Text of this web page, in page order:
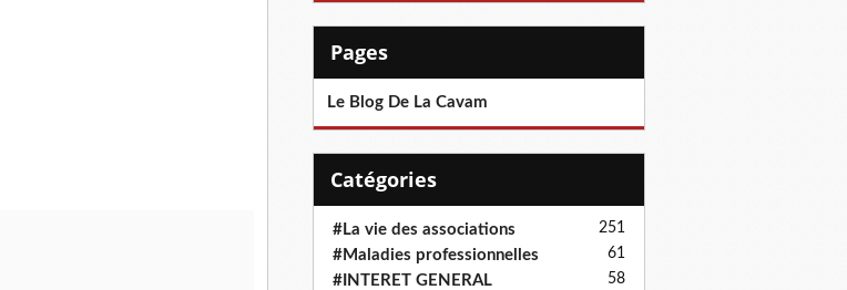
Pages
Le Blog De La Cavam
Catégories
#La vie des associations 251
#Maladies professionnelles 61
#INTERET GENERAL 58